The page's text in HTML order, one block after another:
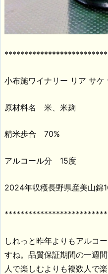
小布施ワイナリー リア サ
原材料名 米、米麹
精米歩合 70%
アルコール分 15度
2024年収穫長野県産美山錦
しれっと昨年よりもアルコ
すね。品質保証期間の一週
人で楽しむよりも複数人で